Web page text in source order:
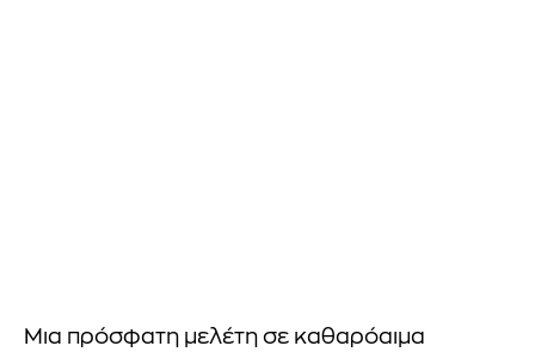
Μια πρόσφατη μελέτη σε καθαρόαιμα